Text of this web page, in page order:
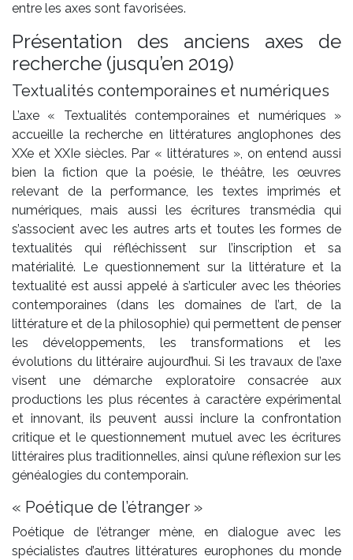
entre les axes sont favorisées.
Présentation des anciens axes de
recherche (jusqu’en 2019)
Textualités contemporaines et numériques
L’axe « Textualités contemporaines et numériques »
accueille la recherche en littératures anglophones des
XXe et XXIe siècles. Par « littératures », on entend aussi
bien la fiction que la poésie, le théâtre, les œuvres
relevant de la performance, les textes imprimés et
numériques, mais aussi les écritures transmédia qui
s’associent avec les autres arts et toutes les formes de
textualités qui réfléchissent sur l’inscription et sa
matérialité. Le questionnement sur la littérature et la
textualité est aussi appelé à s’articuler avec les théories
contemporaines (dans les domaines de l’art, de la
littérature et de la philosophie) qui permettent de penser
les développements, les transformations et les
évolutions du littéraire aujourd’hui. Si les travaux de l’axe
visent une démarche exploratoire consacrée aux
productions les plus récentes à caractère expérimental
et innovant, ils peuvent aussi inclure la confrontation
critique et le questionnement mutuel avec les écritures
littéraires plus traditionnelles, ainsi qu’une réflexion sur les
généalogies du contemporain.
« Poétique de l’étranger »
Poétique de l’étranger mène, en dialogue avec les
spécialistes d’autres littératures europhones du monde